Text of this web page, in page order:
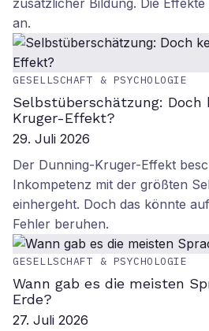
zusätzlicher Bildung. Die
an.
GESELLSCHAFT & PSYCHOLOGIE
Selbstüberschätzung: Doch
Kruger-Effekt?
29. Juli 2026
Der Dunning-Kruger-Effekt
Inkompetenz mit der größten
einhergeht. Doch das könnte
Fehler beruhen.
GESELLSCHAFT & PSYCHOLOGIE
Wann gab es die meisten
Erde?
27. Juli 2026